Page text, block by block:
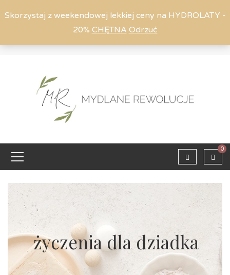
Skorzystaj z weekendowej lekkiej ceny na HYDROLATY -
20% CHĘTNA Odrzuć
0
życzenia dla dziadka